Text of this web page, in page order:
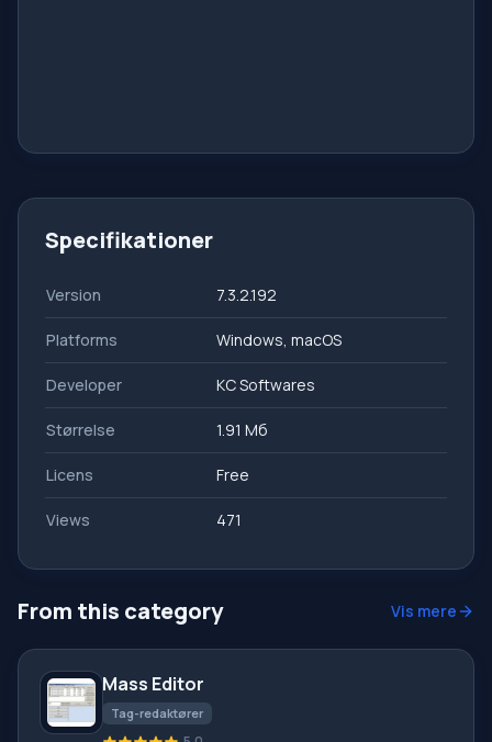
Specifikationer
Version 7.3.2.192
Platforms Windows, macOS
Developer KC Softwares
Størrelse 1.91 Мб
Licens Free
Views 471
From this category Vis mere
Mass Editor
Tag-redaktører